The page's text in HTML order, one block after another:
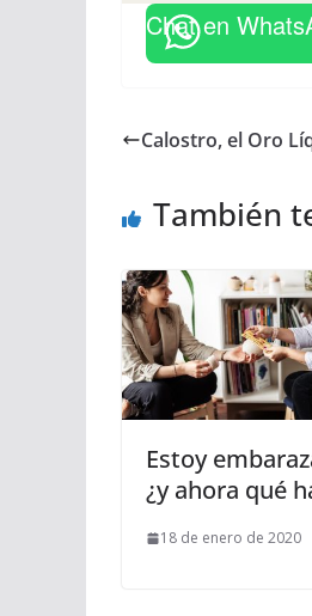
Chat en
Calostro, el Oro
También
Estoy
¿y ahora qué
18 de enero de 2020